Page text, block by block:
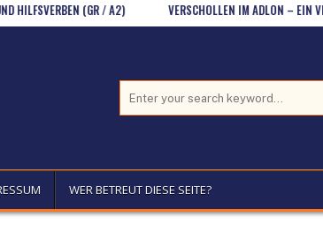
(GR / A2) VERSCHOLLEN IM ADLON – EIN
WER BETREUT DIESE SEITE?